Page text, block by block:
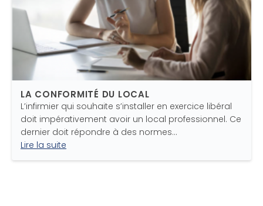
LA CONFORMITÉ DU LOCAL
L’infirmier qui souhaite s’installer en exercice libéral
doit impérativement avoir un local professionnel. Ce
dernier doit répondre à des normes…
Lire la suite